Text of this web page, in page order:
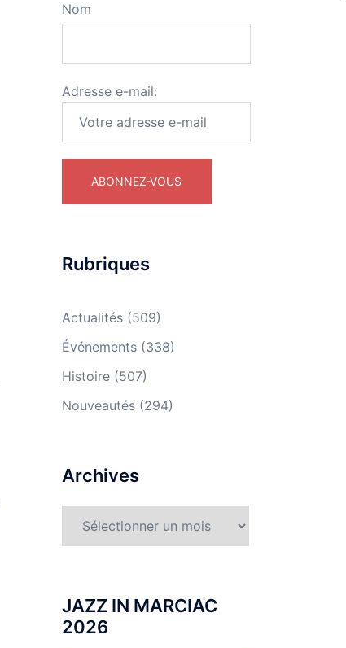
Nom
Adresse e-mail:
Rubriques
Actualités(509)
Événements(338)
Histoire(507)
Nouveautés(294)
Archives
JAZZ IN MARCIAC
2026